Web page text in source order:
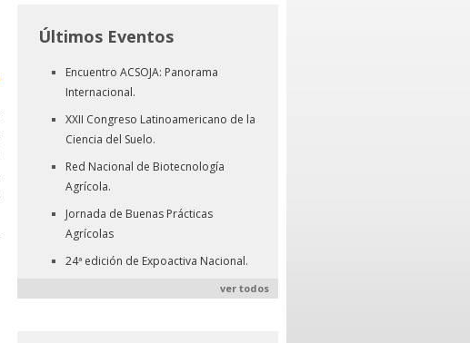
Últimos Eventos
Encuentro ACSOJA: Panorama
Internacional.
XXII Congreso Latinoamericano de la
Ciencia del Suelo.
Red Nacional de Biotecnología
Agrícola.
Jornada de Buenas Prácticas
Agrícolas
24ª edición de Expoactiva Nacional.
ver todos